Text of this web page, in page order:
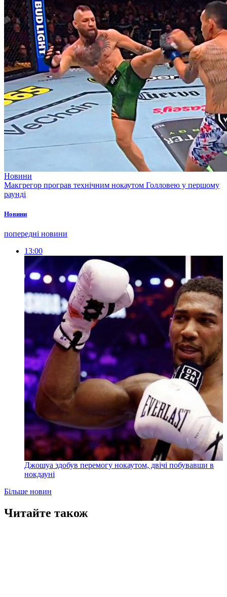
Новини
Макгрегор програв технічним нокаутом Голловею у першому
раунді
Новини
попередні новини
13:00
Джошуа здобув перемогу нокаутом, двічі побувавши в
нокдауні
Більше новин
Читайте також